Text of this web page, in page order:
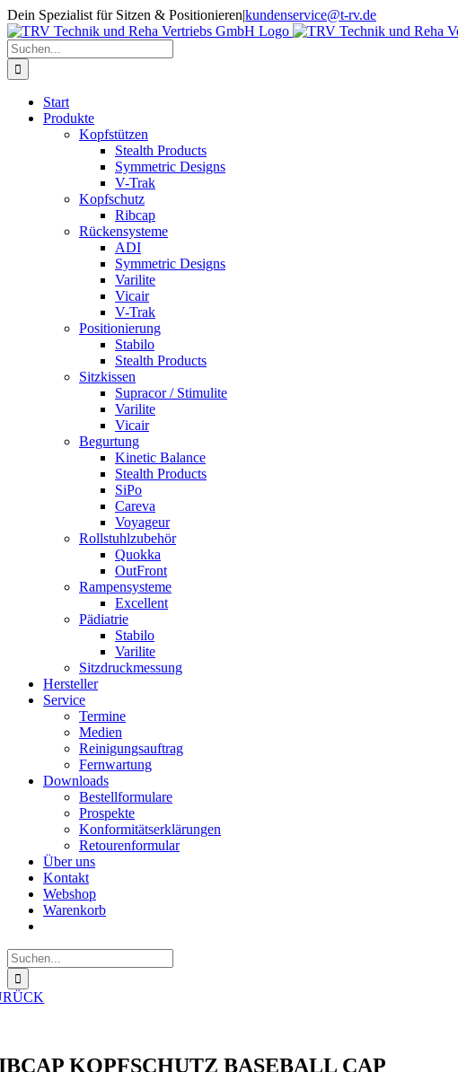
Zum
Inhalt
springen
Dein Spezialist für Sitzen & Positionieren|kundenservice@t-rv.de
Suche
nach:
Start
Produkte
Kopfstützen
Stealth Products
Symmetric Designs
V-Trak
Kopfschutz
Ribcap
Rückensysteme
ADI
Symmetric Designs
Varilite
Vicair
V-Trak
Positionierung
Stabilo
Stealth Products
Sitzkissen
Supracor / Stimulite
Varilite
Vicair
Begurtung
Kinetic Balance
Stealth Products
SiPo
Careva
Voyageur
Rollstuhlzubehör
Quokka
OutFront
Rampensysteme
Excellent
Pädiatrie
Stabilo
Varilite
Sitzdruckmessung
Hersteller
Service
Termine
Medien
Reinigungsauftrag
Fernwartung
Downloads
Bestellformulare
Prospekte
Konformitätserklärungen
Retourenformular
Über uns
Kontakt
Webshop
Warenkorb
Suche
nach:
KOPFSCHUTZ BASEBALL CAP